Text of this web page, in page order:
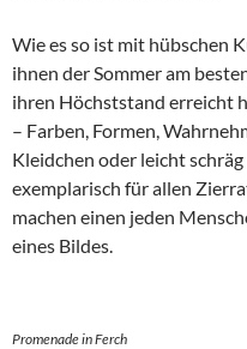
Wie es so ist mit hübschen
ihnen der Sommer am
ihren Höchststand erreicht
– Farben, Formen,
Kleidchen oder leicht
exemplarisch für allen
machen einen jeden
eines Bildes.
Promenade in Ferch